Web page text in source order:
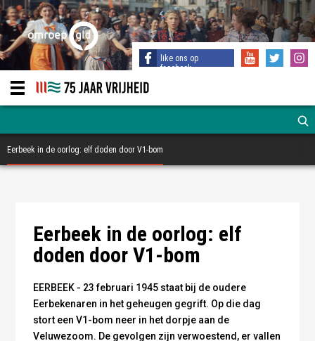
like ons op
facebook
Eerbeek in de oorlog: elf doden door V1-bom
Eerbeek in de oorlog: elf
doden door V1-bom
EERBEEK - 23 februari 1945 staat bij de oudere
Eerbekenaren in het geheugen gegrift. Op die dag
stort een V1-bom neer in het dorpje aan de
Veluwezoom. De gevolgen zijn verwoestend, er vallen